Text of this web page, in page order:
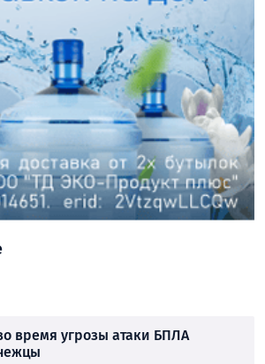
время угрозы атаки БПЛА